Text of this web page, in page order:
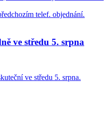
telef. objednání.
ve středu 5. srpna
ve středu 5. srpna.